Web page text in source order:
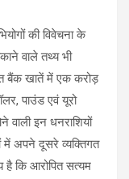
की विवेचना के
वाले तथ्य भी
बैंक खातें में एक करोड़
पाउंड एवं यूरो
वाली इन धनराशियों
में अपने दूसरे व्यक्तिगत
है कि आरोपित सत्यम